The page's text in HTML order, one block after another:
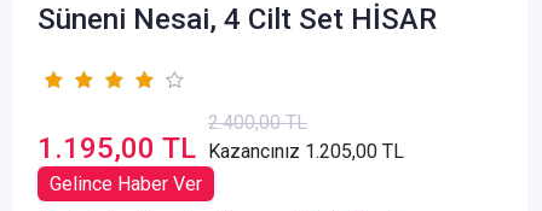
Süneni Nesai, 4 Cilt Set HİSAR
1.195,00 TL
2.400,00 TL
Kazancınız 1.205,00 TL
Gelince Haber Ver